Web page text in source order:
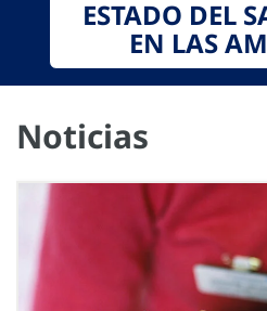
ESTADO DEL
EN LAS
Noticias